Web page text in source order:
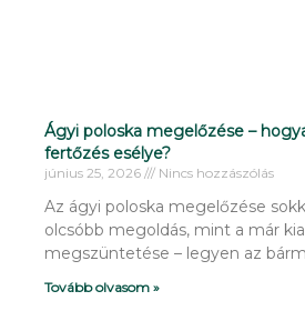
Ágyi poloska megelőzése –
fertőzés esélye?
június 25, 2026 Nincs hozzászólás
Az ágyi poloska megelőzése
olcsóbb megoldás, mint a már
megszüntetése – legyen az
Tovább olvasom »